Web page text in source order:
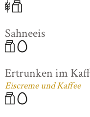
Sahneeis
Ertrunken im
Eiscreme und Kaffee